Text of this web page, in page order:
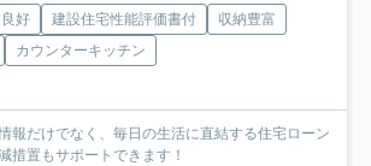
好 建設住宅性能評価書付
収納豊富
カウンターキッチン
報だけでなく、毎日の生活に直結する住宅ローン
措置もサポートできます！